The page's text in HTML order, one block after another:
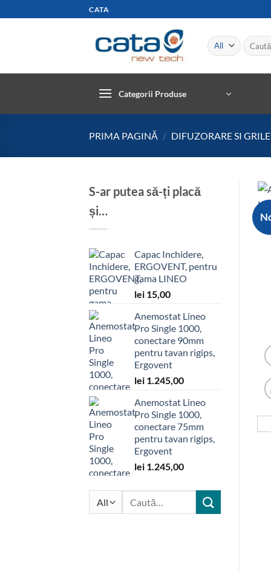
to
CATA
Caută
după:
Categorii Produse
PRIMA PAGINĂ / DIFUZORARE SI
S-ar putea să-ți placă
și…
Capac Inchidere,
ERGOVENT, pentru
gama LINEO
lei 15,00
Anemostat Lineo
Pro Single 1000,
conectare 90mm
pentru tavan rigips,
Ergovent
lei 1.245,00
Anemostat Lineo
Pro Single 1000,
conectare 75mm
pentru tavan rigips,
Ergovent
lei 1.245,00